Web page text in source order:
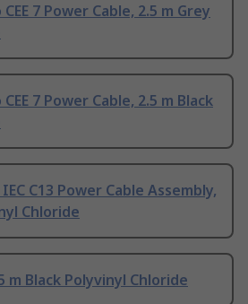
CEE 7 Power Cable, 2.5 m Grey
CEE 7 Power Cable, 2.5 m Black
IEC C13 Power Cable Assembly,
Chloride
m Black Polyvinyl Chloride